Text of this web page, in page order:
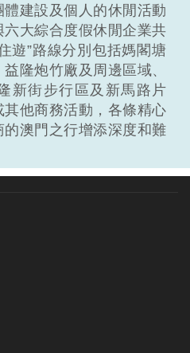
建設及個人的休閒活動
大綜合度假休閒企業共
遊”路線分別包括媽閣塘
隆炮竹廠及周邊區域、
新街步行區及新馬路片
其他商務活動，各條精心
澳門之行增添深度和難